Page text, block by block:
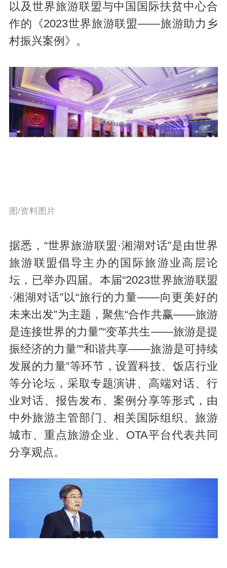
以及世界旅游联盟与中国国际扶贫中心合
作的《2023世界旅游联盟——旅游助力乡
村振兴案例》。
图/资料图片
据悉，“世界旅游联盟·湘湖对话”是由世界
旅游联盟倡导主办的国际旅游业高层论
坛，已举办四届。本届“2023世界旅游联盟
·湘湖对话”以“旅行的力量——向更美好的
未来出发”为主题，聚焦“合作共赢——旅游
是连接世界的力量”“变革共生——旅游是提
振经济的力量”“和谐共享——旅游是可持续
发展的力量”等环节，设置科技、饭店行业
等分论坛，采取专题演讲、高端对话、行
业对话、报告发布、案例分享等形式，由
中外旅游主管部门、相关国际组织、旅游
城市、重点旅游企业、OTA平台代表共同
分享观点。